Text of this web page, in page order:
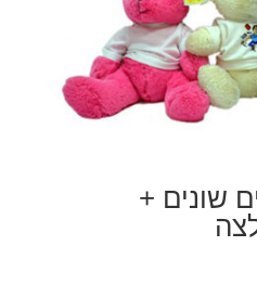
שונים +